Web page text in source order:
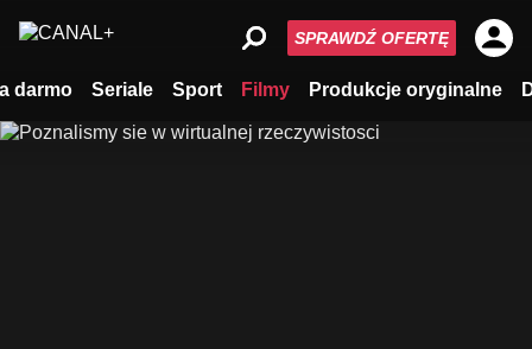
darmo Seriale Sport Filmy Produkcje oryginalne
SPRAWDŹ OFERTĘ